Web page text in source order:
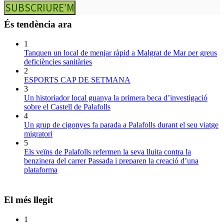
SUBSCRIURE’M
És tendència ara
1
Tanquen un local de menjar ràpid a Malgrat de Mar per greus
deficiències sanitàries
2
ESPORTS CAP DE SETMANA
3
Un historiador local guanya la primera beca d’investigació
sobre el Castell de Palafolls
4
Un grup de cigonyes fa parada a Palafolls durant el seu viatge
migratori
5
Els veïns de Palafolls refermen la seva lluita contra la
benzinera del carrer Passada i preparen la creació d’una
plataforma
El més llegit
1